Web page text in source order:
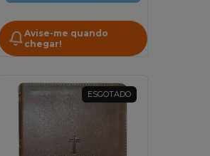
Avise-me quando
chegar!
ESGOTADO